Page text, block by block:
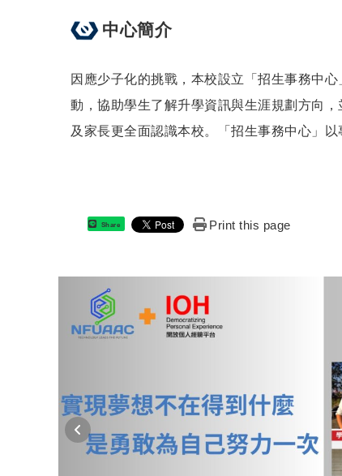
中心簡介
因應少子化的挑戰，本校設立「招生事務中
動，協助學生了解升學資訊與生涯規劃方向
及家長更全面認識本校。「招生事務中心」
Share Print this page